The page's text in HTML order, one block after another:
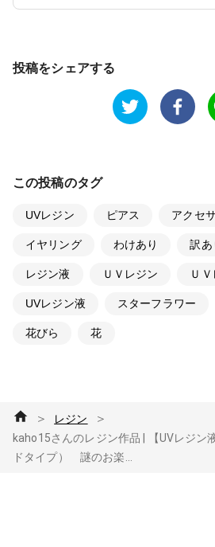
投稿をシェアする
この投稿のタグ
UVレジン ピアス アクセ
イヤリング わけあり 訳あ
レジン液 ＵＶレジン Ｕ
UVレジン液 スターフラワー
花びら 花
＞ レジン ＞
kaho15さんのレジン作品 | 【UVレジ
ドタイプ） 謎のお楽...